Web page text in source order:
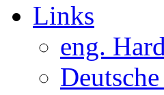
Links
eng.